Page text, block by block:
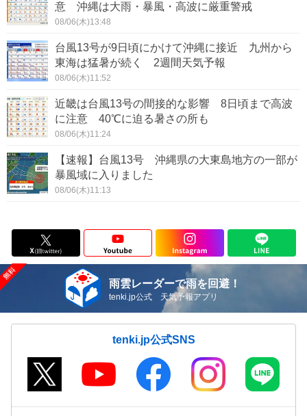
意 沖縄は大雨・暴風・高波に厳重警戒
08/06(木)13:48
台風13号が9日頃にかけて沖縄に接近 九州から
東海は猛暑が続く 2週間天気予報
08/06(木)11:52
近畿は台風13号の間接的な影響 8日頃まで高波
に注意 40℃に迫る暑さの所も
08/06(木)11:24
【速報】台風13号 沖縄県の大東島地方の一部が
暴風域に入りました
08/06(木)11:13
雨雲レーダーで雨を回避！
tenki.jp公式 天気予報アプリ
tenki.jp公式SNS